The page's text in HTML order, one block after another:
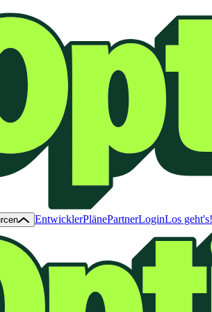
EntwicklerPlänePartnerLoginLos geht's!